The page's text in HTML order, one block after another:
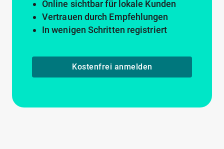
Online sichtbar für lokale Kunden
Vertrauen durch Empfehlungen
In wenigen Schritten registriert
Kostenfrei anmelden